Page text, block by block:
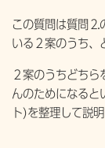
この質問は質問⒉
いる２案のうち、
２案のうちどち
んのためになると
ト)を整理して説